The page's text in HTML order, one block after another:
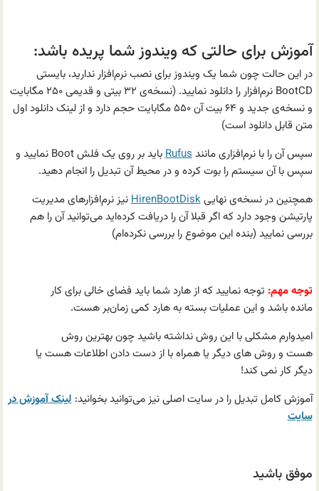
آموزش برای حالتی که ویندوز شما پریده باشد:
در این حالت چون شما یک ویندوز برای نصب نرم‌افزار ندارید، بایستی
BootCD نرم‌افزار را دانلود نمایید. (نسخه‌ی ۳۲ بیتی و قدیمی ۲۵۰ مگابایت
و نسخه‌ی جدید و ۶۴ بیت آن ۵۵۰ مگابایت حجم دارد و از لینک دانلود اول
متن قابل دانلود است)
سپس آن را با نرم‌افزاری مانندRufus
باید بر روی یک فلش Boot نمایید و
سپس با آن سیستم را بوت کرده و در محیط آن تبدیل را انجام دهید.
همچنین در نسخه‌ی نهاییHirenBootDiskنیز نرم‌افزارهای مدیریت
پارتیشن وجود دارد که اگر قبلا آن را دریافت کرده‌اید می‌توانید آن را هم
بررسی نمایید (بنده این موضوع را بررسی نکرده‌ام)
توجه مهم: توجه نمایید که از هارد شما باید فضای خالی برای کار
مانده باشد و این عملیات بسته به هارد کمی زمان‌بر هست.
امیدوارم مشکلی با این روش نداشته باشید چون بهترین روش
هست و روش های دیگر یا همراه با از دست دادن اطلاعات هست یا
دیگر کار نمی کند!
آموزش کامل تبدیل را در سایت اصلی نیز می‌توانید بخوانید:لینک آموزش در
سایت
موفق باشید